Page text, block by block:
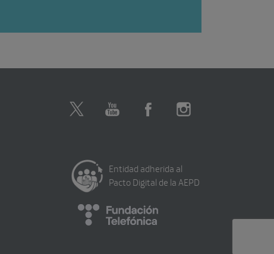
Entidad adherida al
Pacto Digital de la AEPD